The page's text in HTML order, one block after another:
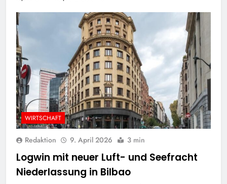
WIRTSCHAFT
Redaktion 9. April 2026 3 min
Logwin mit neuer Luft- und Seefracht
Niederlassung in Bilbao